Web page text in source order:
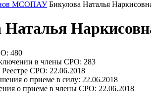
МСОПАУБикулова Наталья
Наталья
480
в члены СРО: 283
Реестре СРО: 22.06.2018
о приеме в силу: 22.06.2018
о приеме в члены СРО: 22.06.2018